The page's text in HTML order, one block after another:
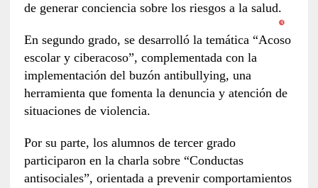
de generar conciencia sobre los riesgos a la salud.
En segundo grado, se desarrolló la temática “Acoso
escolar y ciberacoso”, complementada con la
implementación del buzón antibullying, una
herramienta que fomenta la denuncia y atención de
situaciones de violencia.
Por su parte, los alumnos de tercer grado
participaron en la charla sobre “Conductas
antisociales”, orientada a prevenir comportamientos